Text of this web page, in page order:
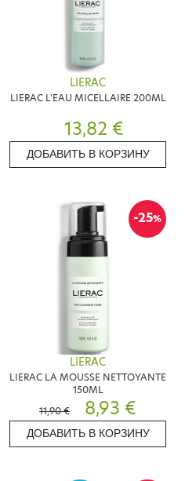
LIERAC
LIERAC L'EAU MICELLAIRE 200ML
13,82 €
ДОБАВИТЬ В КОРЗИНУ
-25%
LIERAC
LIERAC LA MOUSSE NETTOYANTE
150ML
11,90 €
8,93 €
ДОБАВИТЬ В КОРЗИНУ